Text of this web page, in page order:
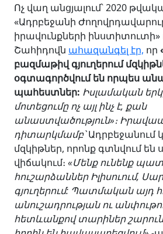
Ոչ վաղ անցյալում՝ 2020
«Ադրբեջանի
իրավունքների
Շահիդովն ահազանգել էր, որ
բազմաթիվ գյուղերում
օգտագործվում են որպես
պահեստներ: Իսլամական
մոտեցումը ոչ այլ ինչ է, քան
անաստվածություն»։
դիտարկմամբ՝Ադրբեջանում
մզկիթներ, որոնք գտնվում են
վիճակում։ «Մենք ունենք
հուշարձաններ Իլիսուում,
գյուղերում: Պատմական այդ
անուշադրության ու
հետևանքով տարիներ